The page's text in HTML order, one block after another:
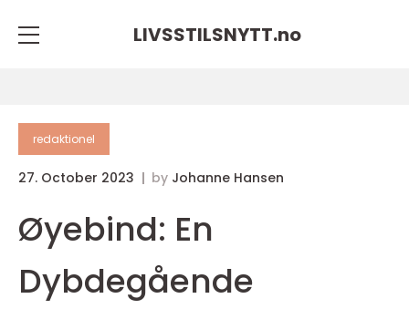
LIVSSTILSNYTT.no
redaktionel
27. October 2023 by Johanne Hansen
Øyebind: En
Dybdegående